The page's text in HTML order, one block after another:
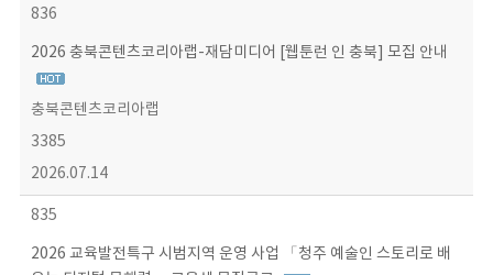
836
2026 충북콘텐츠코리아랩-재담미디어 [웹툰런 인 충북] 모집 안내
충북콘텐츠코리아랩
3385
2026.07.14
835
2026 교육발전특구 시범지역 운영 사업 「청주 예술인 스토리로 배